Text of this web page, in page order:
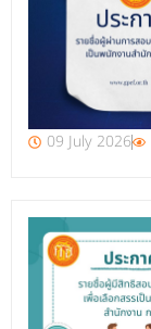
09 July 2026